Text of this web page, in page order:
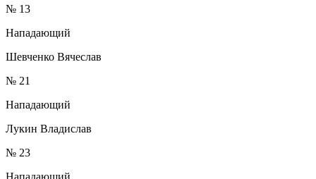
№ 13
Нападающий
Шевченко Вячеслав
№ 21
Нападающий
Лукин Владислав
№ 23
Нападающий